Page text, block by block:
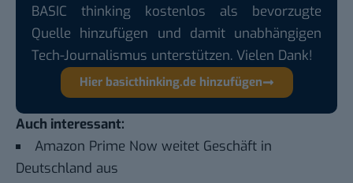
BASIC thinking kostenlos als bevorzugte
Quelle hinzufügen und damit unabhängigen
Tech-Journalismus unterstützen. Vielen Dank!
Hier basicthinking.de hinzufügen
Auch interessant:
Amazon Prime Now weitet Geschäft in
Deutschland aus